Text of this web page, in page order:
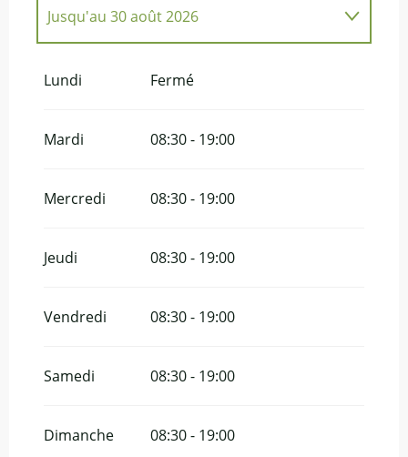
1 janvier 2026 29 mars 2026
Jusqu'au 30 août 2026
Lundi Fermé
Mardi 08:30 - 19:00
Mercredi 08:30 - 19:00
Jeudi 08:30 - 19:00
Vendredi 08:30 - 19:00
Samedi 08:30 - 19:00
Dimanche 08:30 - 19:00